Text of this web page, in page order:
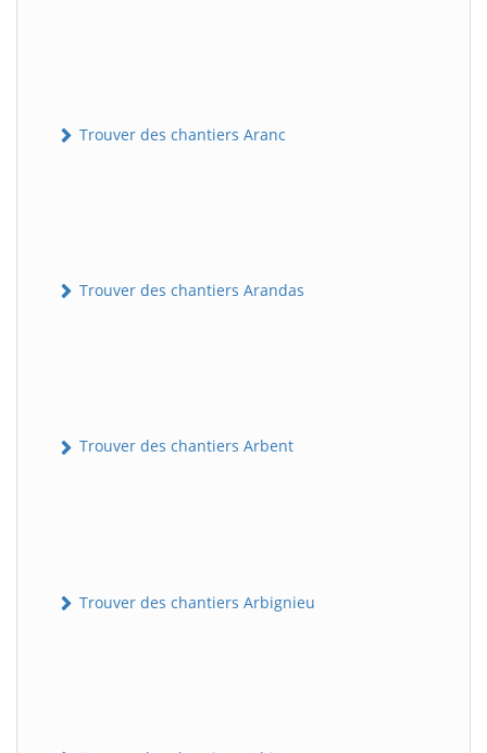
Trouver des chantiers Aranc
Trouver des chantiers Arandas
Trouver des chantiers Arbent
Trouver des chantiers Arbignieu